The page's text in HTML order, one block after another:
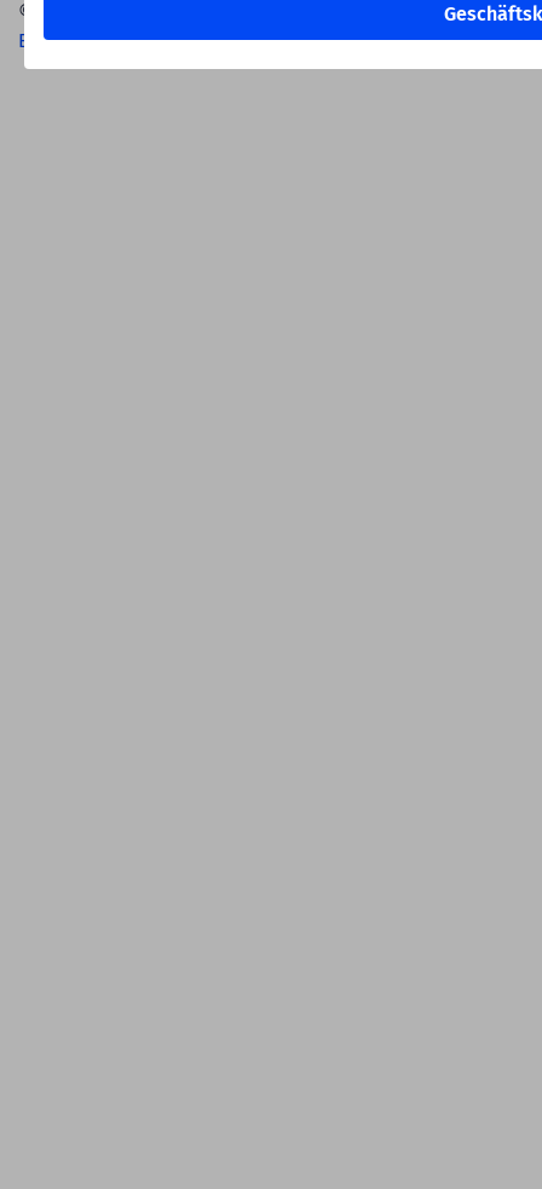
© 2026 Labelident GmbH
Ein Unternehmen der Klaus Kroschke Gruppe